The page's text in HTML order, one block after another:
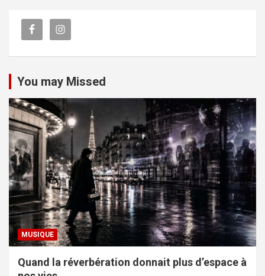
You may Missed
MUSIQUE
Quand la réverbération donnait plus d’espace à